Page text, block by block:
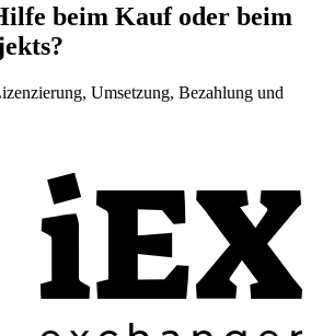
beim Kauf oder beim
Umsetzung, Bezahlung und